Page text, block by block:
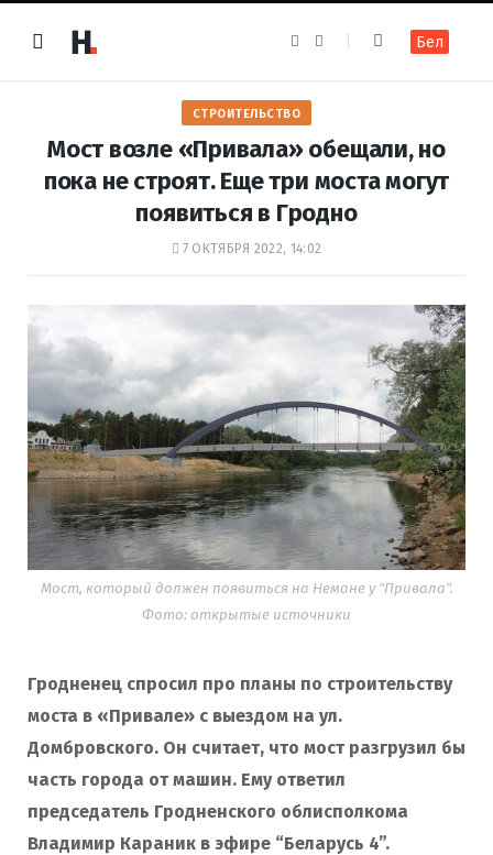
e
b
o
o
k
t
a
m
Бел
СТРОИТЕЛЬСТВО
Мост возле «Привала» обещали, но
пока не строят. Еще три моста могут
появиться в Гродно
7 ОКТЯБРЯ 2022, 14:02
Мост, который должен появиться на Немане у "Привала".
Фото: открытые источники
Гродненец спросил про планы по строительству
моста в «Привале» с выездом на ул.
Домбровского. Он считает, что мост разгрузил бы
часть города от машин. Ему ответил
председатель Гродненского облисполкома
Владимир Караник в эфире “Беларусь 4”.